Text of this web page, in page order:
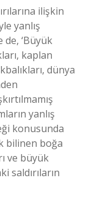
ilişkin
yanlış
‘Büyük
kaplan
dünya
yanlış
konusunda
bilinen boğa
ve büyük
saldırıların